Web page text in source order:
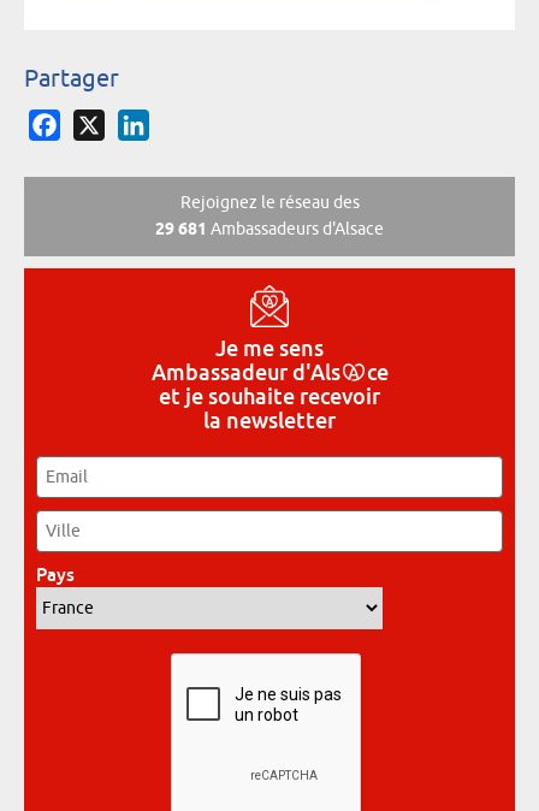
Partager
Facebook
Rejoignez le réseau des
29 681 Ambassadeurs d'Alsace
Je me sens
Ambassadeurd'Als
ce
et je souhaite recevoir
la newsletter
Email
Ville
Pays